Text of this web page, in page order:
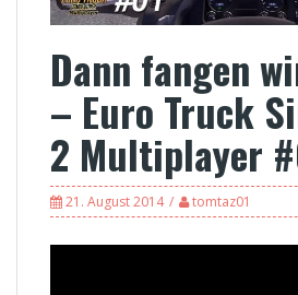
Dann fangen
– Euro Truck
2 Multiplayer
21. August 2014 tomtaz01